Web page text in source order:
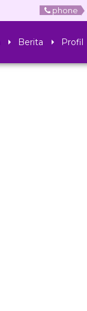
phone
Berita Profil